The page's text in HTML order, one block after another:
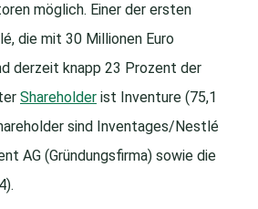
möglich. Einer der ersten
die mit 30 Millionen Euro
derzeit knapp 23 Prozent der
Shareholder ist Inventure (75,1
sind Inventages/Nestlé
AG (Gründungsfirma) sowie die